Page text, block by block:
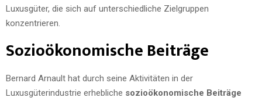
Luxusgüter, die sich auf unterschiedliche Zielgruppen
konzentrieren.
Sozioökonomische Beiträge
Bernard Arnault hat durch seine Aktivitäten in der
Luxusgüterindustrie erhebliche sozioökonomische Beiträge